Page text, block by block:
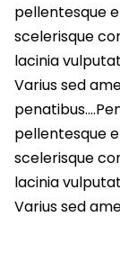
pellentesque
scelerisque
lacinia
Varius sed
pellentesque
scelerisque
lacinia
Varius sed